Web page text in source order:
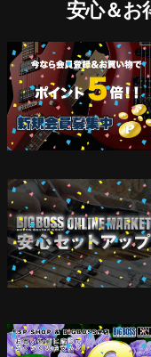
安心＆お